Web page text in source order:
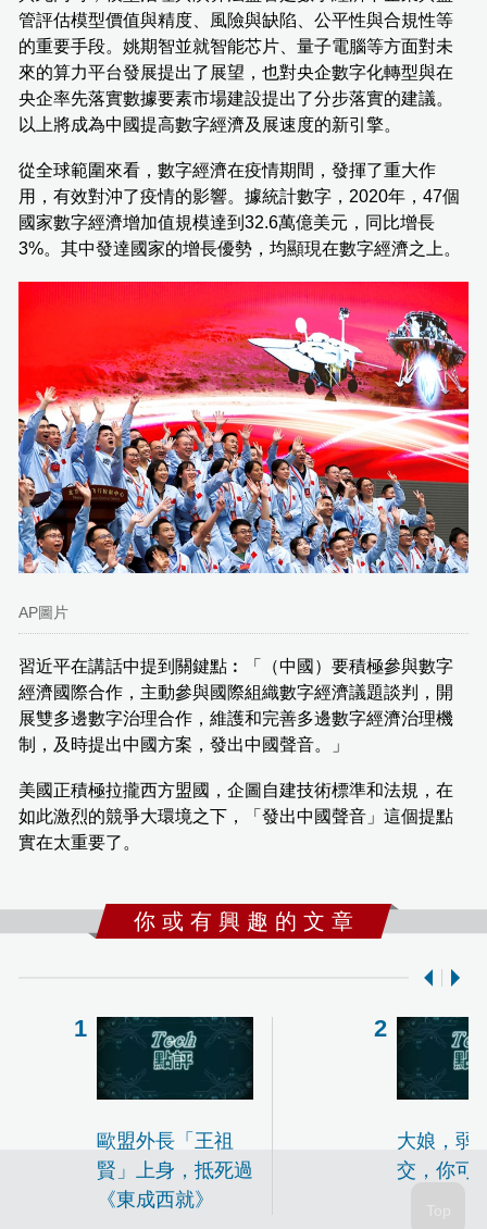
管評估模型價值與精度、風險與缺陷、公平性與合規性等
的重要手段。姚期智並就智能芯片、量子電腦等方面對未
來的算力平台發展提出了展望，也對央企數字化轉型與在
央企率先落實數據要素市場建設提出了分步落實的建議。
以上將成為中國提高數字經濟及展速度的新引擎。
從全球範圍來看，數字經濟在疫情期間，發揮了重大作
用，有效對沖了疫情的影響。據統計數字，2020年，47個
國家數字經濟增加值規模達到32.6萬億美元，同比增長
3%。其中發達國家的增長優勢，均顯現在數字經濟之上。
AP圖片
習近平在講話中提到關鍵點︰「（中國）要積極參與數字
經濟國際合作，主動參與國際組織數字經濟議題談判，開
展雙多邊數字治理合作，維護和完善多邊數字經濟治理機
制，及時提出中國方案，發出中國聲音。」
美國正積極拉攏西方盟國，企圖自建技術標準和法規，在
如此激烈的競爭大環境之下，「發出中國聲音」這個提點
實在太重要了。
你 或 有 興 趣 的 文 章
歐盟外長「王祖
賢」上身，抵死過
《東成西就》
大娘，弱
交，你可